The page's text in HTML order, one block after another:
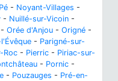
- Noyant-Villages -
- Nuillé-sur-Vicoin -
- Orée d'Anjou - Origné -
- Parigné-sur-
Roc - Pierric - Piriac-sur-
- Pornic -
- Pouzauges - Pré-en-